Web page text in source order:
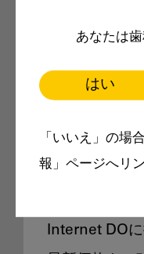
あなたは
はい
「いいえ」の場
報」ページへリ
製品
Internet DO